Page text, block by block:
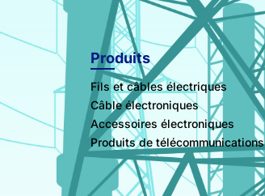
Produits
Fils et câbles électriques
Câble électroniques
Accessoires électroniques
Produits de télécommunications